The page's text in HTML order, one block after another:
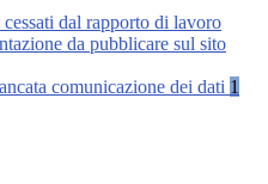
dal rapporto di lavoro
da pubblicare sul sito
comunicazione dei dati 1